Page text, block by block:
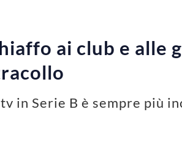
ai club e alle
in Serie B è sempre più